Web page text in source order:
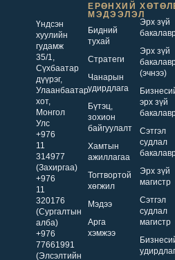
Үндсэн
хуулийн
гудамж
35/1,
Сүхбаатар
дүүрэг,
Улаанбаатар
хот,
Монгол
Улс
+976
11
314977
(Захиргаа)
+976
11
320176
(Сургалтын
алба)
+976
77661991
(Элсэлтийн
ЕРӨНХИЙ
МЭДЭЭЛЭЛ
Бидний
тухай
Стратеги
Чанарын
удирдлага
Бүтэц,
зохион
байгуулалт
Хамтын
ажиллагаа
Тогтвортой
хөгжил
Мэдээ
Арга
хэмжээ
Эрх зүй
Эрх зүй
(эчнээ)
эрх зүй
Сэтгэл
судлал
Эрх зүй
магистр
Сэтгэл
судлал
магистр